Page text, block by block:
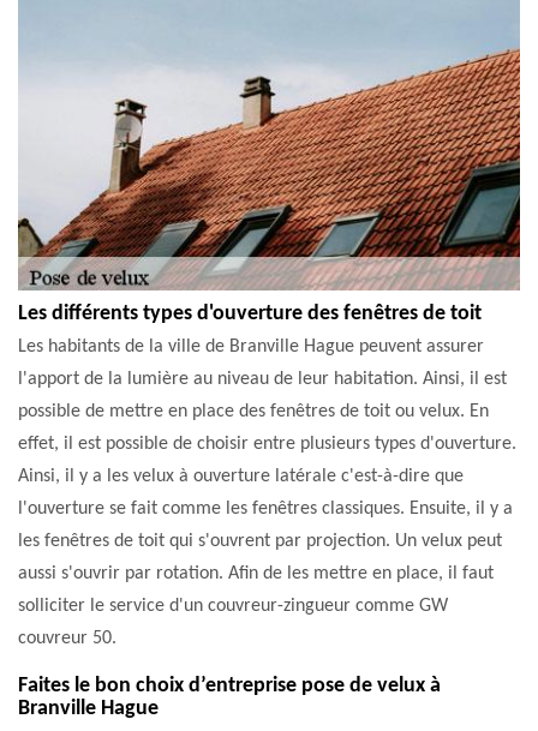
Les différents types d'ouverture des fenêtres de toit
Les habitants de la ville de Branville Hague peuvent assurer
l'apport de la lumière au niveau de leur habitation. Ainsi, il est
possible de mettre en place des fenêtres de toit ou velux. En
effet, il est possible de choisir entre plusieurs types d'ouverture.
Ainsi, il y a les velux à ouverture latérale c'est-à-dire que
l'ouverture se fait comme les fenêtres classiques. Ensuite, il y a
les fenêtres de toit qui s'ouvrent par projection. Un velux peut
aussi s'ouvrir par rotation. Afin de les mettre en place, il faut
solliciter le service d'un couvreur-zingueur comme GW
couvreur 50.
Faites le bon choix d’entreprise pose de velux à
Branville Hague